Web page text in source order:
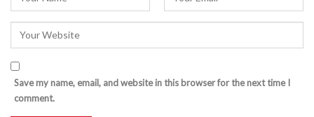
Save my name, email, and website in this browser for the next time I
comment.